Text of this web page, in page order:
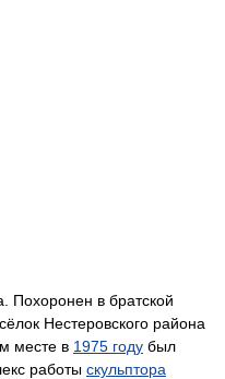
Похоронен в братской
Нестеровского района
месте в 1975 году был
работы скульптора